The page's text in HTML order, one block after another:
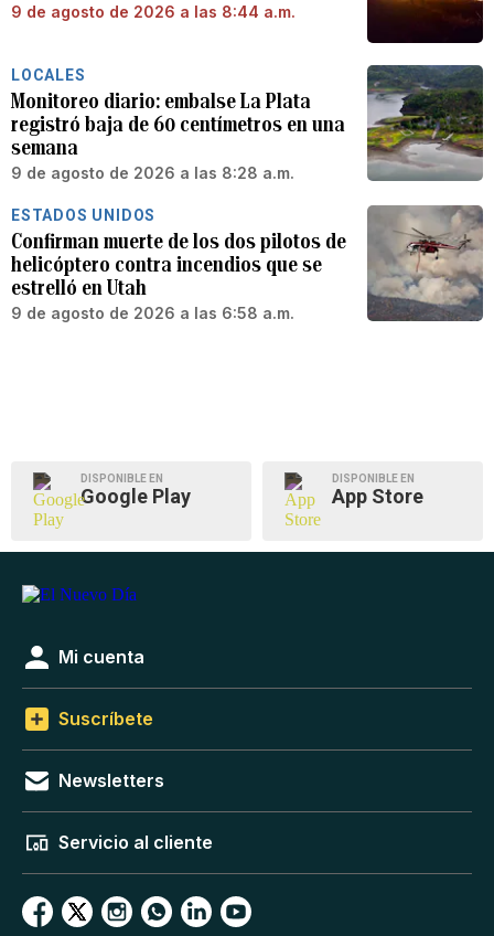
9 de agosto de 2026 a las 8:44 a.m.
LOCALES
Monitoreo diario: embalse La Plata
registró baja de 60 centímetros en una
semana
9 de agosto de 2026 a las 8:28 a.m.
ESTADOS UNIDOS
Confirman muerte de los dos pilotos de
helicóptero contra incendios que se
estrelló en Utah
9 de agosto de 2026 a las 6:58 a.m.
DISPONIBLE EN
Google Play
DISPONIBLE EN
App Store
Mi cuenta
Suscríbete
Newsletters
Servicio al cliente